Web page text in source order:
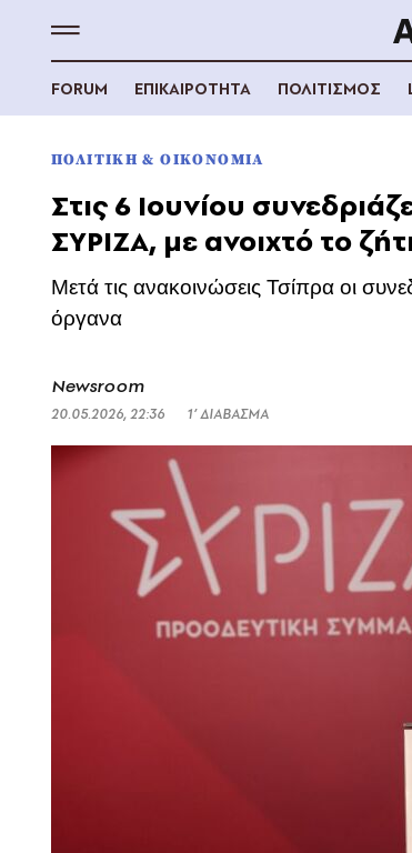
FORUM ΕΠΙΚΑΙΡΟΤΗΤΑ ΠΟΛΙΤΙΣΜΟΣ
ΠΟΛΙΤΙΚΗ & ΟΙΚΟΝΟΜΙΑ
Στις 6 Ιουνίου
ΣΥΡΙΖΑ, με ανοιχτό το
Μετά τις ανακοινώσεις Τσίπρα οι
όργανα
Newsroom
20.05.2026, 22:36 1’ ΔΙΑΒΑΣΜΑ